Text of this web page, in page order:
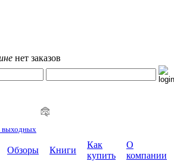
нет заказов
выходных
Обзоры Книги
Как
купить
О
компании